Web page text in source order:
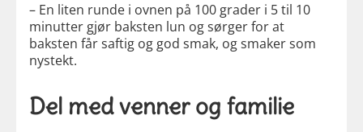
– En liten runde i ovnen på 100 grader i 5 til 10
minutter gjør baksten lun og sørger for at
baksten får saftig og god smak, og smaker som
nystekt.
Del med venner og familie